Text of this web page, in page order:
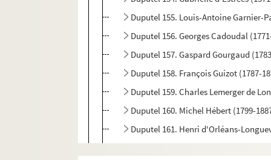
Duputel 155. Louis-Antoine Garnier-
Duputel 156. Georges Cadoudal
Duputel 157. Gaspard Gourgaud
Duputel 158. François Guizot (1787-
Duputel 159. Charles Lemerger de
Duputel 160. Michel Hébert (1799-
Duputel 161. Henri d'Orléans-